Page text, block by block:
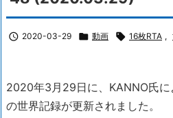
 2020-03-29  動画  16枚RTA ,
2020年3月29日に、KANNO氏
の世界記録が更新されました。